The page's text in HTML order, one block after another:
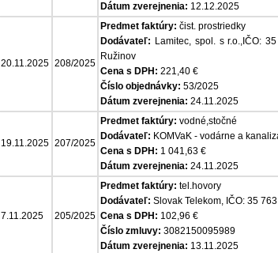
Dátum zverejnenia: 12.12.2025
20.11.2025 208/2025
Predmet faktúry: čist. prostriedky
Dodávateľ: Lamitec, spol. s r.o.,IČO:
Ružinov
Cena s DPH: 221,40 €
Číslo objednávky: 53/2025
Dátum zverejnenia: 24.11.2025
19.11.2025 207/2025
Predmet faktúry: vodné,stočné
Dodávateľ: KOMVaK - vodárne a
Cena s DPH: 1 041,63 €
Dátum zverejnenia: 24.11.2025
7.11.2025 205/2025
Predmet faktúry: tel.hovory
Dodávateľ: Slovak Telekom, IČO: 35
Cena s DPH: 102,96 €
Číslo zmluvy: 3082150095989
Dátum zverejnenia: 13.11.2025